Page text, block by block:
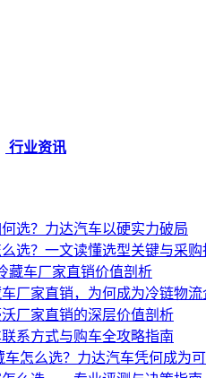
行业资讯
选？力达汽车以硬实力破局
选？一文读懂选型关键与采购
藏车厂家直销价值剖析
厂家直销，为何成为冷链物流
厂家直销的深层价值剖析
系方式与购车全攻略指南
车怎么选？力达汽车凭何成为